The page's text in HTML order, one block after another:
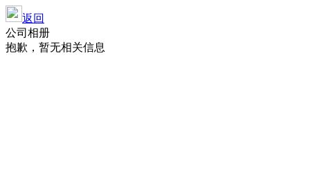
返回
公司相册
抱歉，暂无相关信息